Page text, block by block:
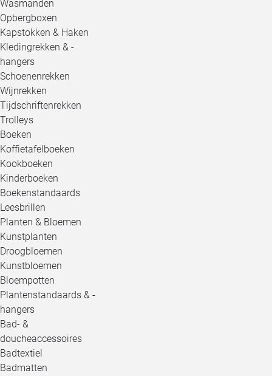
Wasmanden
Opbergboxen
Kapstokken & Haken
Kledingrekken & -
hangers
Schoenenrekken
Wijnrekken
Tijdschriftenrekken
Trolleys
Boeken
Koffietafelboeken
Kookboeken
Kinderboeken
Boekenstandaards
Leesbrillen
Planten & Bloemen
Kunstplanten
Droogbloemen
Kunstbloemen
Bloempotten
Plantenstandaards & -
hangers
Bad- &
doucheaccessoires
Badtextiel
Badmatten